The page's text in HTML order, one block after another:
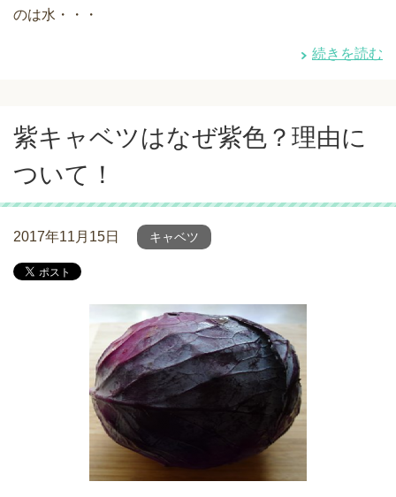
のは水・・・
続きを読む
紫キャベツはなぜ紫色？理由に
ついて！
2017年11月15日 キャベツ